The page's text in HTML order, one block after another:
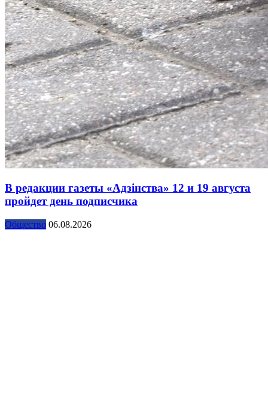
В редакции газеты «Адзінства» 12 и 19 августа
пройдет день подписчика
Общество 06.08.2026